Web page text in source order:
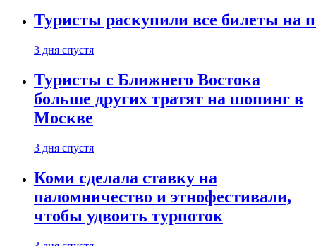
Туристы раскупили все билеты на
3 дня спустя
Туристы с Ближнего Востока
больше других тратят на шопинг в
Москве
3 дня спустя
Коми сделала ставку на
паломничество и этнофестивали,
чтобы удвоить турпоток